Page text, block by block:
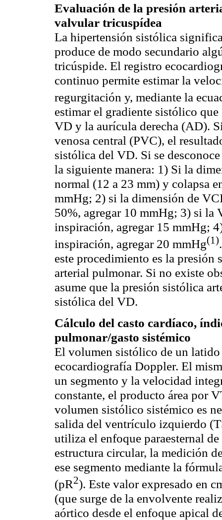
Evaluación de la presión
valvular tricuspídea
La hipertensión sistólica
produce de modo secundario
tricúspide. El registro
continuo permite estimar la
regurgitación y, mediante la
estimar el gradiente sistólico
VD y la aurícula derecha (AD).
venosa central (PVC), el
sistólica del VD. Si se
la siguiente manera: 1) Si la
normal (12 a 23 mm) y colapsa
mmHg; 2) si la dimensión de
50%, agregar 10 mmHg; 3) si la
inspiración, agregar 15 mmHg;
inspiración, agregar 20 mmHg(1)
este procedimiento es la
arterial pulmonar. Si no existe
asume que la presión sistólica
sistólica del VD.
Cálculo del casto cardíaco,
pulmonar/gasto sistémico
El volumen sistólico de un latido
ecocardiografía Doppler. El
un segmento y la velocidad
constante, el producto área por
volumen sistólico sistémico es
salida del ventrículo izquierdo
utiliza el enfoque paraesternal
estructura circular, la medición
ese segmento mediante la
(pR2). Este valor expresado en
(que surge de la envolvente
aórtico desde el enfoque apical